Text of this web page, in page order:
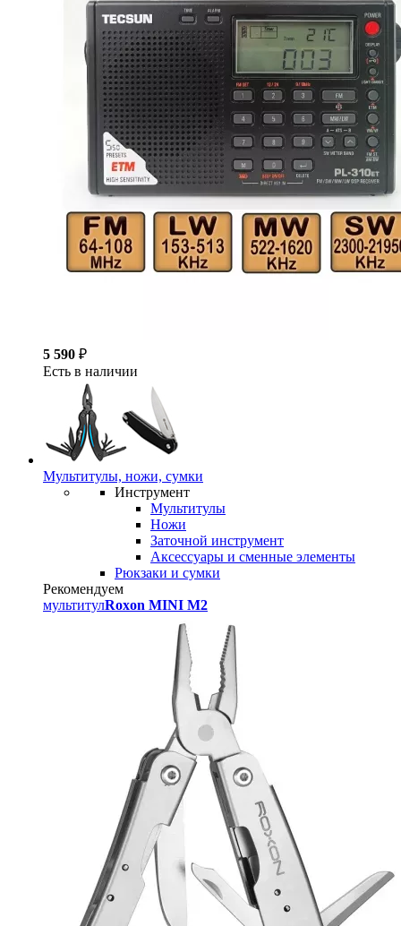
5 590 ₽
Есть в наличии
Мультитулы, ножи, сумки
Инструмент
Мультитулы
Ножи
Заточной инструмент
Аксессуары и сменные элементы
Рюкзаки и сумки
Рекомендуем
мультитулRoxon MINI M2